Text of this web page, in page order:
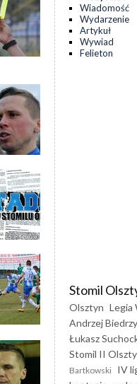
Wiadomość
Wydarzenie
Artykuł
Wywiad
Felieton
Stomil
Olsztyn Legia
Andrzej
Łukasz
Stomil II
Bartkowski IV